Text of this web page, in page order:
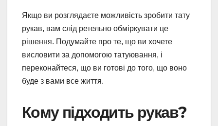
Якщо ви розглядаєте можливість зробити тату
рукав, вам слід ретельно обміркувати це
рішення. Подумайте про те, що ви хочете
висловити за допомогою татуювання, і
переконайтеся, що ви готові до того, що воно
буде з вами все життя.
Кому підходить рукав?